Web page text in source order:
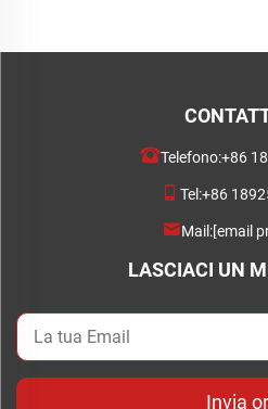
Telefono:+86
Tel:+86
Mail:[email
LASCIACI UN
Invia